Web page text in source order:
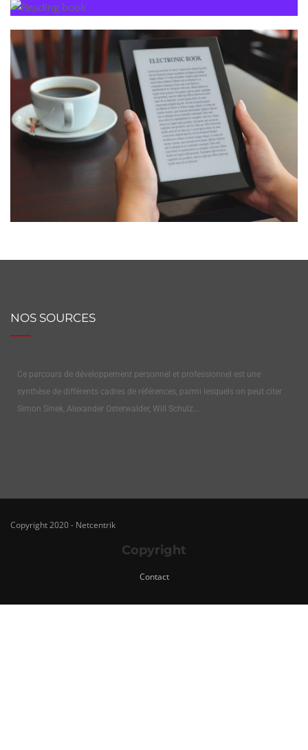
NOS SOURCES
Ce parcours de développement personnel et professionnel est une
synthèse de différents cadres de références, parmi lesquels on peut citer
Simon Sinek, Alexander Osterwalder, Will Schulz…
Copyright 2020 - Netcentrik
Copyright
Contact